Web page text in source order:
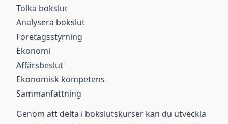
Tolka bokslut
Analysera bokslut
Företagsstyrning
Ekonomi
Affärsbeslut
Ekonomisk kompetens
Sammanfattning
Genom att delta i bokslutskurser kan du utveckla